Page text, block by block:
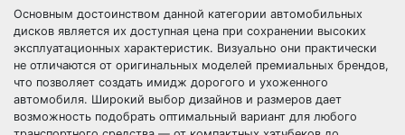
Основным достоинством данной категории автомобильных
дисков является их доступная цена при сохранении высоких
эксплуатационных характеристик. Визуально они практически
не отличаются от оригинальных моделей премиальных брендов,
что позволяет создать имидж дорогого и ухоженного
автомобиля. Широкий выбор дизайнов и размеров дает
возможность подобрать оптимальный вариант для любого